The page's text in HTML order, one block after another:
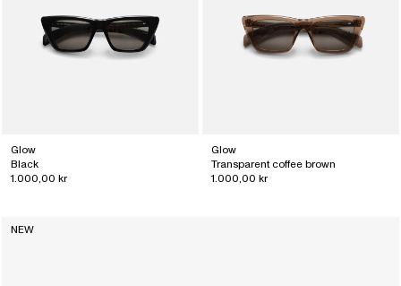
Glow
Black
1.000,00 kr
Glow
Transparent coffee brown
1.000,00 kr
NEW